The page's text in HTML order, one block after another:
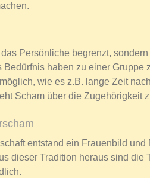
Persönliche begrenzt,
haben zu einer Gruppe
wie es z.B. lange Zeit
Scham über die Zugehörigkeit
entstand ein Frauenbild
dieser Tradition heraus sind die